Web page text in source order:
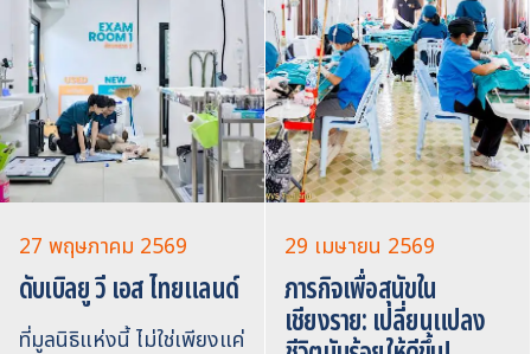
27 พฤษภาคม 2569
ดับเบิลยู วี เอส ไทยแลนด์
ที่มูลนิธิแห่งนี้ ไม่ใช่เพียงแค่
29 เมษายน 2569
ภารกิจเพื่อสุนัขใน
เชียงราย: เปลี่ยนแปลง